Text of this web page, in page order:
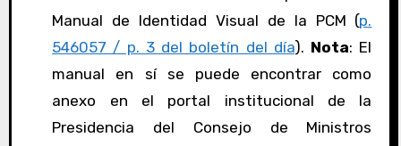
Manual de Identidad Visual de la PCM (p.
546057 / p. 3 del boletín del día). Nota: El
manual en sí se puede encontrar como
anexo en el portal institucional de la
Presidencia del Consejo de Ministros